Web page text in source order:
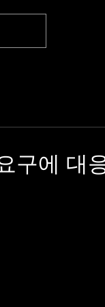
구에 대